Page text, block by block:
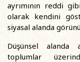
ayrımının reddi
olarak kendini
siyasal alanda
Düşünsel alanda
toplumlar